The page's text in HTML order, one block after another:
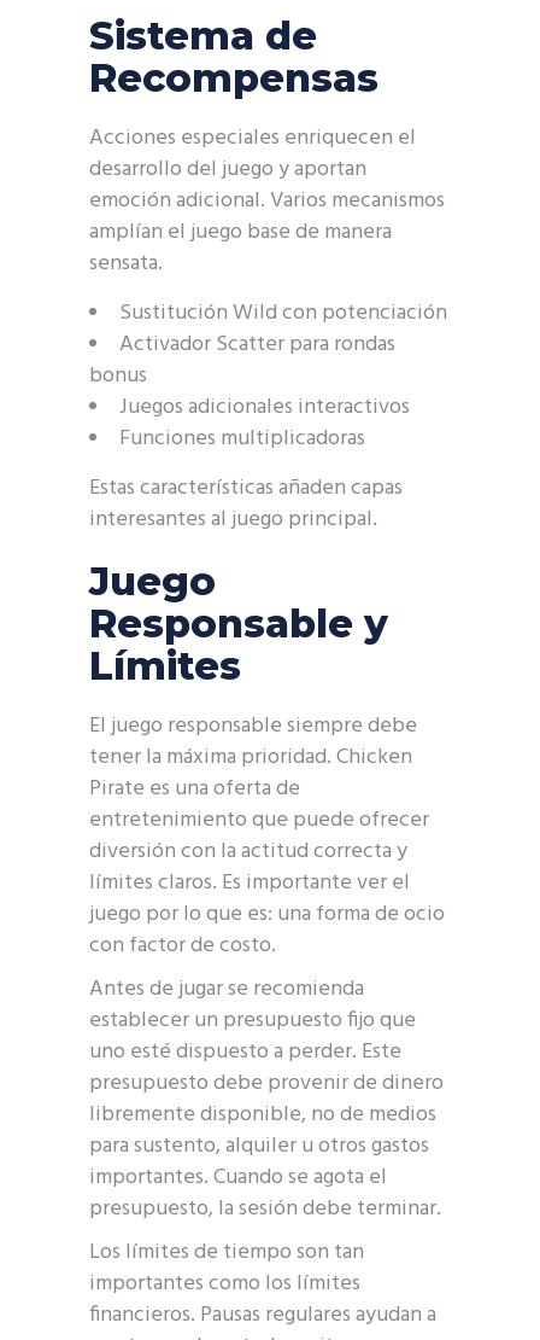
Sistema de
Recompensas
Acciones especiales enriquecen el
desarrollo del juego y aportan
emoción adicional. Varios mecanismos
amplían el juego base de manera
sensata.
Sustitución Wild con potenciación
Activador Scatter para rondas
bonus
Juegos adicionales interactivos
Funciones multiplicadoras
Estas características añaden capas
interesantes al juego principal.
Juego
Responsable y
Límites
El juego responsable siempre debe
tener la máxima prioridad. Chicken
Pirate es una oferta de
entretenimiento que puede ofrecer
diversión con la actitud correcta y
límites claros. Es importante ver el
juego por lo que es: una forma de ocio
con factor de costo.
Antes de jugar se recomienda
establecer un presupuesto fijo que
uno esté dispuesto a perder. Este
presupuesto debe provenir de dinero
libremente disponible, no de medios
para sustento, alquiler u otros gastos
importantes. Cuando se agota el
presupuesto, la sesión debe terminar.
Los límites de tiempo son tan
importantes como los límites
financieros. Pausas regulares ayudan a